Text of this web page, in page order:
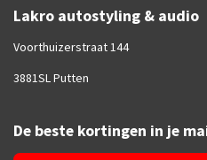
Lakro autostyling & audio
Voorthuizerstraat 144
3881SL Putten
De beste kortingen in je